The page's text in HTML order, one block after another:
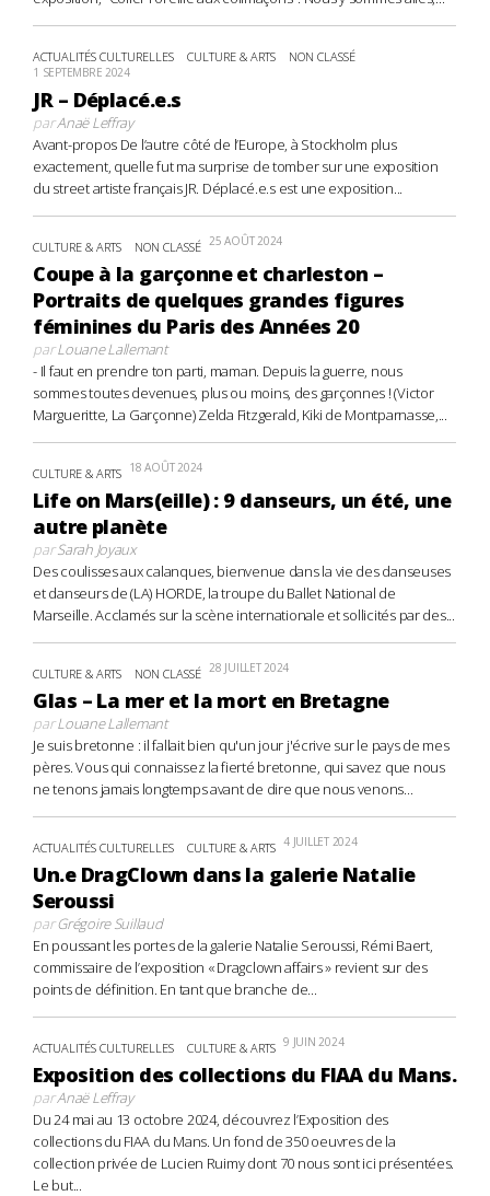
ACTUALITÉS CULTURELLES CULTURE & ARTS NON CLASSÉ
1 SEPTEMBRE 2024
JR – Déplacé.e.s
parAnaë Leffray
Avant-propos De l’autre côté de l’Europe, à Stockholm plus
exactement, quelle fut ma surprise de tomber sur une exposition
du street artiste français JR. Déplacé.e.s est une exposition...
CULTURE & ARTS NON CLASSÉ 25 AOÛT 2024
Coupe à la garçonne et charleston –
Portraits de quelques grandes figures
féminines du Paris des Années 20
parLouane Lallemant
- Il faut en prendre ton parti, maman. Depuis la guerre, nous
sommes toutes devenues, plus ou moins, des garçonnes ! (Victor
Margueritte, La Garçonne) Zelda Fitzgerald, Kiki de Montparnasse,...
CULTURE & ARTS 18 AOÛT 2024
Life on Mars(eille) : 9 danseurs, un été, une
autre planète
parSarah Joyaux
Des coulisses aux calanques, bienvenue dans la vie des danseuses
et danseurs de (LA) HORDE, la troupe du Ballet National de
Marseille. Acclamés sur la scène internationale et sollicités par des...
CULTURE & ARTS NON CLASSÉ 28 JUILLET 2024
Glas – La mer et la mort en Bretagne
parLouane Lallemant
Je suis bretonne : il fallait bien qu'un jour j'écrive sur le pays de mes
pères. Vous qui connaissez la fierté bretonne, qui savez que nous
ne tenons jamais longtemps avant de dire que nous venons...
ACTUALITÉS CULTURELLES CULTURE & ARTS 4 JUILLET 2024
Un.e DragClown dans la galerie Natalie
Seroussi
parGrégoire Suillaud
En poussant les portes de la galerie Natalie Seroussi, Rémi Baert,
commissaire de l’exposition « Dragclown affairs » revient sur des
points de définition. En tant que branche de...
ACTUALITÉS CULTURELLES CULTURE & ARTS 9 JUIN 2024
Exposition des collections du FIAA du Mans.
parAnaë Leffray
Du 24 mai au 13 octobre 2024, découvrez l’Exposition des
collections du FIAA du Mans. Un fond de 350 oeuvres de la
collection privée de Lucien Ruimy dont 70 nous sont ici présentées.
Le but...